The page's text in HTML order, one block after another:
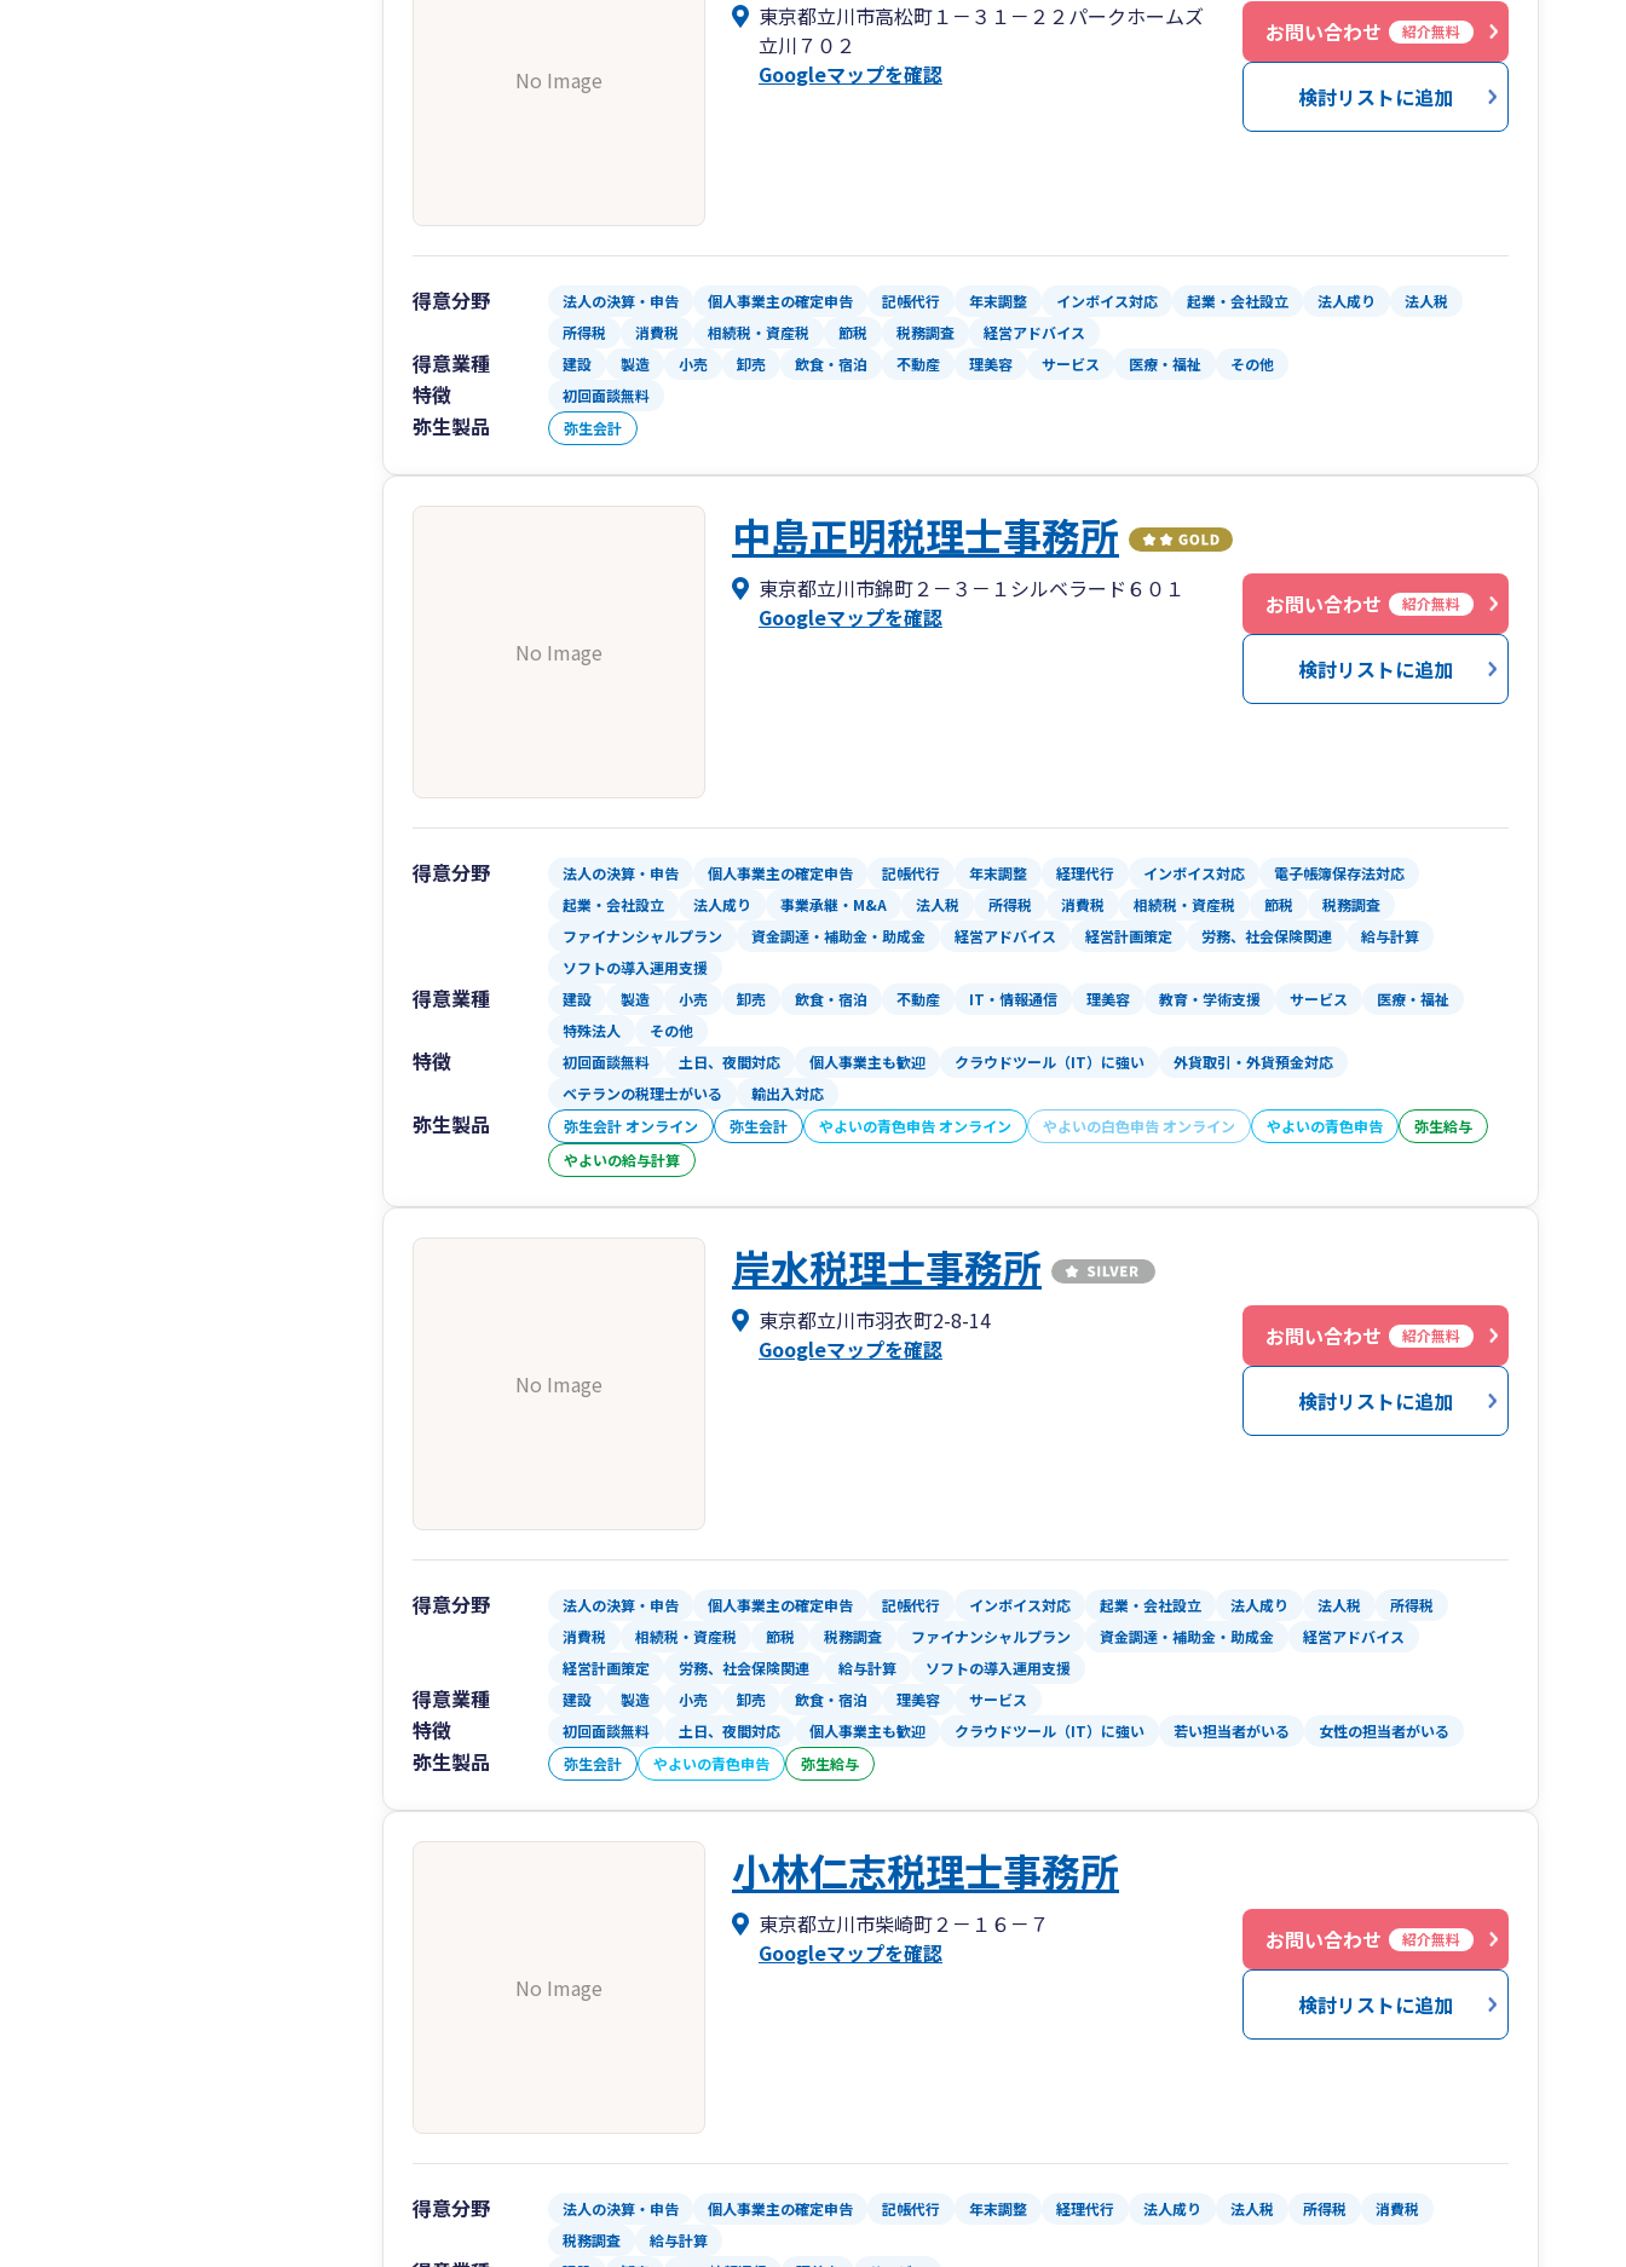
No Image
東京都立川市高松町１－３１－２２パークホームズ
立川７０２
Googleマップを確認
お問い合わせ 紹介無料
検討リストに追加
得意分野 法人の決算・申告 個人事業主の確定申告 記帳代行 年末調整 インボイス対応 起業・会社設立 法人成り
法人税
所得税
消費税 相続税・資産税 節税 税務調査 経営アドバイス
得意業種 建設 製造 小売 卸売 飲食・宿泊 不動産 理美容 サービス 医療・福祉 その他
特徴 初回面談無料
弥生製品 弥生会計
No Image
中島正明税理士事務所
東京都立川市錦町２－３－１シルベラード６０１
Googleマップを確認
お問い合わせ 紹介無料
検討リストに追加
得意分野 法人の決算・申告 個人事業主の確定申告 記帳代行 年末調整 経理代行 インボイス対応
電子帳簿保存法対応
起業・会社設立
法人成り 事業承継・M&A 法人税 所得税 消費税 相続税・資産税 節税
税務調査
ファイナンシャルプラン
資金調達・補助金・助成金 経営アドバイス 経営計画策定 労務、社会保険関連
給与計算
ソフトの導入運用支援
得意業種 建設 製造 小売 卸売 飲食・宿泊 不動産 IT・情報通信 理美容 教育・学術支援 サービス
医療・福祉
特殊法人
その他
特徴 初回面談無料 土日、夜間対応 個人事業主も歓迎 クラウドツール（IT）に強い
外貨取引・外貨預金対応
ベテランの税理士がいる
輸出入対応
弥生製品 弥生会計 オンライン 弥生会計 やよいの青色申告 オンライン やよいの白色申告 オンライン やよいの青色申告
弥生給与
やよいの給与計算
No Image
岸水税理士事務所
東京都立川市羽衣町2-8-14
Googleマップを確認
お問い合わせ 紹介無料
検討リストに追加
得意分野 法人の決算・申告 個人事業主の確定申告 記帳代行 インボイス対応 起業・会社設立 法人成り 法人税
所得税
消費税
相続税・資産税 節税 税務調査 ファイナンシャルプラン 資金調達・補助金・助成金
経営アドバイス
経営計画策定
労務、社会保険関連 給与計算 ソフトの導入運用支援
得意業種 建設 製造 小売 卸売 飲食・宿泊 理美容 サービス
特徴 初回面談無料 土日、夜間対応 個人事業主も歓迎 クラウドツール（IT）に強い 若い担当者がいる 女性の担当者がいる
弥生製品 弥生会計 やよいの青色申告 弥生給与
No Image
小林仁志税理士事務所
東京都立川市柴崎町２－１６－７
Googleマップを確認
お問い合わせ 紹介無料
検討リストに追加
得意分野 法人の決算・申告 個人事業主の確定申告 記帳代行 年末調整 経理代行 法人成り 法人税 所得税
消費税
税務調査
給与計算